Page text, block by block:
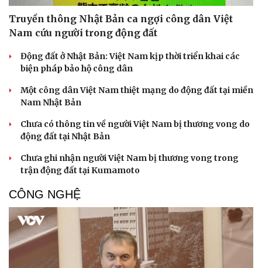
Truyền thông Nhật Bản ca ngợi công dân Việt
Nam cứu người trong động đất
Động đất ở Nhật Bản: Việt Nam kịp thời triển khai các
biện pháp bảo hộ công dân
Một công dân Việt Nam thiệt mạng do động đất tại miền
Nam Nhật Bản
Chưa có thông tin về người Việt Nam bị thương vong do
động đất tại Nhật Bản
Chưa ghi nhận người Việt Nam bị thương vong trong
trận động đất tại Kumamoto
CÔNG NGHỆ